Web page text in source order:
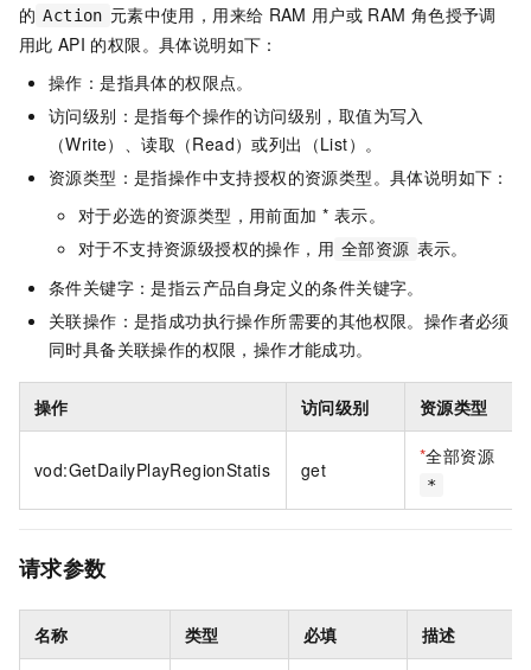
的 Action 元素中使用，用来给 RAM 用户或 RAM 角色授予调
用此 API 的权限。具体说明如下：
操作：是指具体的权限点。
访问级别：是指每个操作的访问级别，取值为写入
（Write）、读取（Read）或列出（List）。
资源类型：是指操作中支持授权的资源类型。具体说明如下：
对于必选的资源类型，用前面加 * 表示。
对于不支持资源级授权的操作，用 全部资源 表示。
条件关键字：是指云产品自身定义的条件关键字。
关联操作：是指成功执行操作所需要的其他权限。操作者必须
同时具备关联操作的权限，操作才能成功。
操作 访问级别 资源类型
vod:GetDailyPlayRegionStatis get
*全部资源
*
请求参数
名称 类型 必填 描述